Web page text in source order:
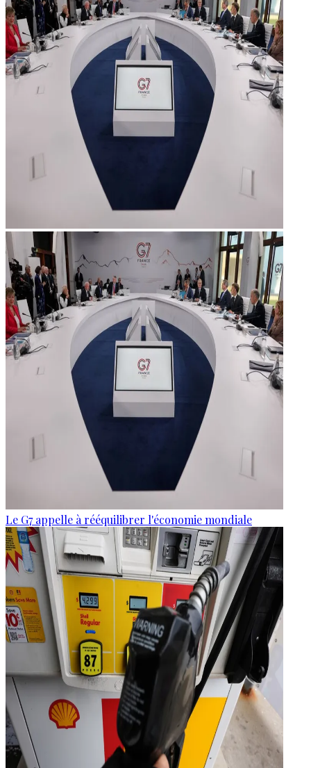
Le G7 appelle à rééquilibrer l'économie mondiale